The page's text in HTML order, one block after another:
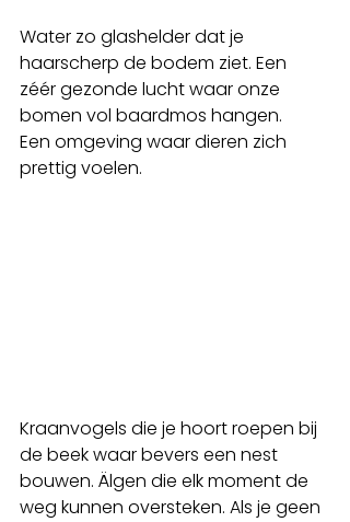
Water zo glashelder dat je
haarscherp de bodem ziet. Een
zéér gezonde lucht waar onze
bomen vol baardmos hangen.
Een omgeving waar dieren zich
prettig voelen.
Kraanvogels die je hoort roepen bij
de beek waar bevers een nest
bouwen. Älgen die elk moment de
weg kunnen oversteken. Als je geen